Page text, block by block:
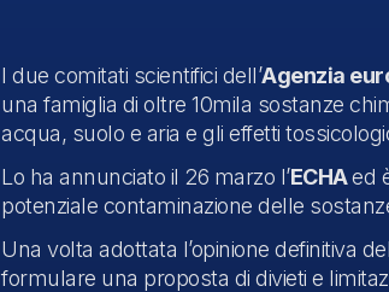
I due comitati scientifici dell’Agenzia
una famiglia di oltre 10mila sostanze
acqua, suolo e aria e gli effetti
Lo ha annunciato il 26 marzo l’ECHAed
potenziale contaminazione delle
Una volta adottata l’opinione definitiva
formulare una proposta di divieti e